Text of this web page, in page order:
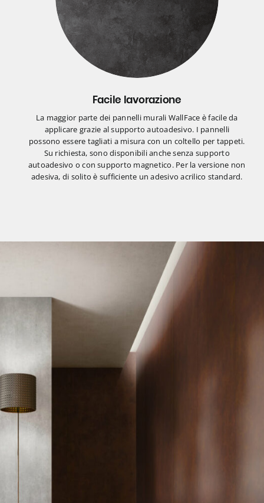
Facile lavorazione
La maggior parte dei pannelli murali WallFace è facile da
applicare grazie al supporto autoadesivo. I pannelli
possono essere tagliati a misura con un coltello per tappeti.
Su richiesta, sono disponibili anche senza supporto
autoadesivo o con supporto magnetico. Per la versione non
adesiva, di solito è sufficiente un adesivo acrilico standard.